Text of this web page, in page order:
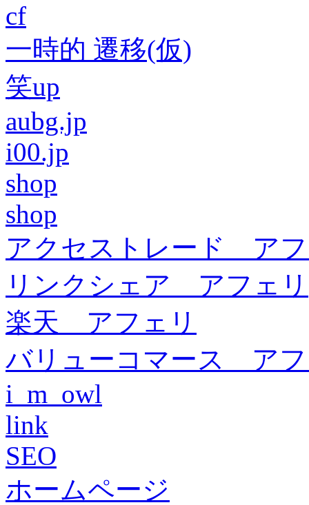
cf
一時的 遷移(仮)
笑up
aubg.jp
i00.jp
shop
shop
アクセストレード ア
リンクシェア アフェリ
楽天 アフェリ
バリューコマース ア
i_m_owl
link
SEO
ホームページ